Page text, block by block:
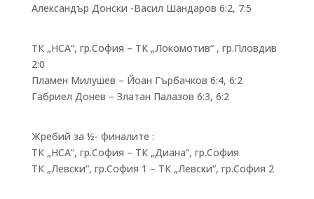
Александър Донски -Васил Шандаров 6:2, 7:5
ТК „НСА“, гр.София – ТК „Локомотив“ , гр.Пловдив
2:0
Пламен Милушев – Йоан Гърбачков 6:4, 6:2
Габриел Донев – Златан Палазов 6:3, 6:2
Жребий за ½- финалите :
ТК „НСА“, гр.София – ТК „Диана“, гр.София
ТК „Левски“, гр.София 1 – ТК „Левски“, гр.София 2